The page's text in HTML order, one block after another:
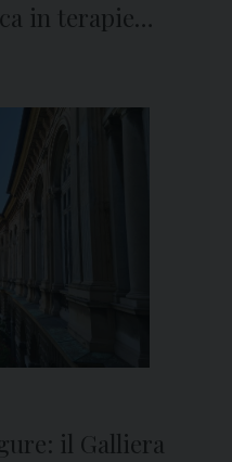
in terapie
il Galliera